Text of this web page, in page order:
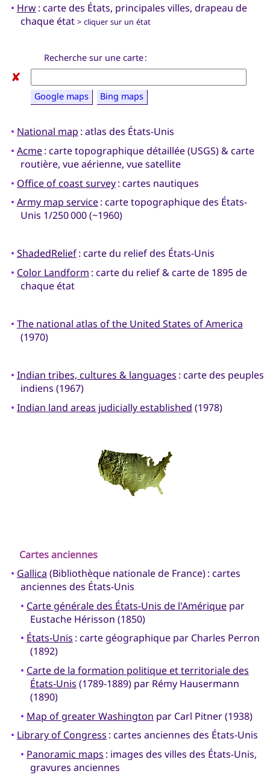
• Hrw: carte des États, principales villes, drapeau de
chaque état > cliquer sur un état
Recherche sur une carte :
✘
Google maps Bing maps
• National map : atlas des États-Unis
• Acme: carte topographique détaillée (USGS) & carte
routière, vue aérienne, vue satellite
• Office of coast survey: cartes nautiques
• Army map service: carte topographique des États-
Unis 1/250 000 (~1960)
• ShadedRelief: carte du relief des États-Unis
• Color Landform : carte du relief & carte de 1895 de
chaque état
• The national atlas of the United States of America
(1970)
• Indian tribes, cultures & languages : carte des peuples
indiens (1967)
• Indian land areas judicially established (1978)
Cartes anciennes
• Gallica (Bibliothèque nationale de France) : cartes
anciennes des États-Unis
• Carte générale des États-Unis de l'Amériquepar
Eustache Hérisson (1850)
• États-Unis : carte géographique par Charles Perron
(1892)
• Carte de la formation politique et territoriale des
États-Unis (1789-1889) par Rémy Hausermann
(1890)
• Map of greater Washington par Carl Pitner (1938)
• Library of Congress : cartes anciennes des États-Unis
• Panoramic maps : images des villes des États-Unis,
gravures anciennes